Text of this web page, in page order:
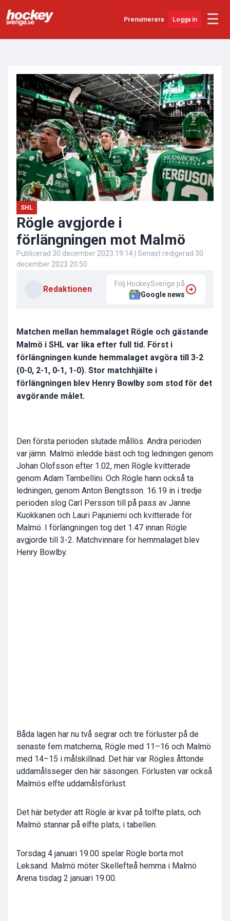
Prenumerera Logga in ☰
SHL
Evenemang
Övrigt
SHL
Rögle avgjorde i
förlängningen mot Malmö
Publicerad 30 december 2023 19:14 | Senast redigerad 30
december 2023 20:50
Redaktionen
Följ HockeySverige på
Google news
Matchen mellan hemmalaget Rögle och gästande
Malmö i SHL var lika efter full tid. Först i
förlängningen kunde hemmalaget avgöra till 3-2
(0-0, 2-1, 0-1, 1-0). Stor matchhjälte i
förlängningen blev Henry Bowlby som stod för det
avgörande målet.
Den första perioden slutade mållös. Andra perioden
var jämn. Malmö inledde bäst och tog ledningen genom
Johan Olofsson efter 1.02, men Rögle kvitterade
genom Adam Tambellini. Och Rögle hann också ta
ledningen, genom Anton Bengtsson. 16.19 in i tredje
perioden slog Carl Persson till på pass av Janne
Kuokkanen och Lauri Pajuniemi och kvitterade för
Malmö. I förlängningen tog det 1.47 innan Rögle
avgjorde till 3-2. Matchvinnare för hemmalaget blev
Henry Bowlby.
Båda lagen har nu två segrar och tre förluster på de
senaste fem matcherna, Rögle med 11–16 och Malmö
med 14–15 i målskillnad. Det här var Rögles åttonde
uddamålsseger den här säsongen. Förlusten var också
Malmös elfte uddamålsförlust.
Det här betyder att Rögle är kvar på tolfte plats, och
Malmö stannar på elfte plats, i tabellen.
Torsdag 4 januari 19.00 spelar Rögle borta mot
Leksand. Malmö möter Skellefteå hemma i Malmö
Arena tisdag 2 januari 19.00.